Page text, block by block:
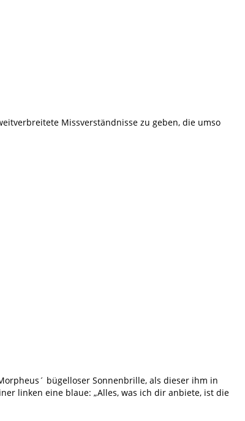
Missverständnisse zu geben, die umso
bügelloser Sonnenbrille, als dieser ihm in
linken eine blaue: „Alles, was ich dir anbiete, ist die